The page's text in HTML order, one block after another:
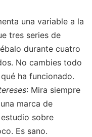
una variable a la
tres series de
durante cuatro
No cambies todo
ha funcionado.
: Mira siempre
marca de
sobre
Es sano.